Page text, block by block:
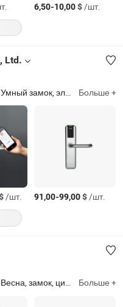
6,50-10,00$/шт.
Ltd.
Умный замок, электронный цилиндр, электронный дверной замок, система контроля доступа Больше +
/шт. 91,00-99,00$/шт.
Весна, замок, цилиндр замка, цилиндрический замок Больше +